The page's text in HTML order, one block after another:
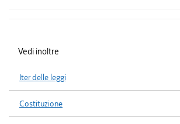
Vedi inoltre
Iter delle leggi
Costituzione